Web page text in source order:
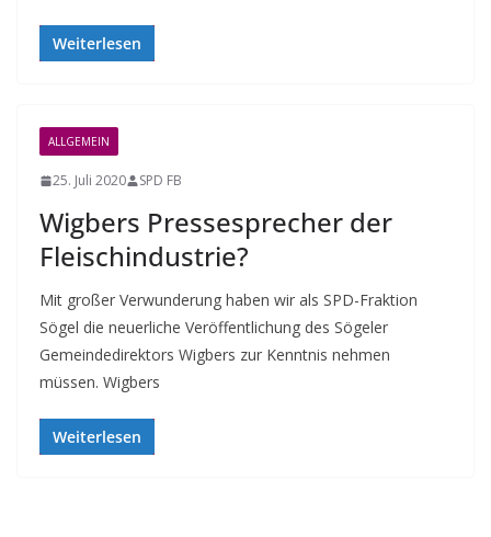
Weiterlesen
ALLGEMEIN
25. Juli 2020 SPD FB
Wigbers Pressesprecher der
Fleischindustrie?
Mit großer Verwunderung haben wir als SPD-Fraktion
Sögel die neuerliche Veröffentlichung des Sögeler
Gemeindedirektors Wigbers zur Kenntnis nehmen
müssen. Wigbers
Weiterlesen